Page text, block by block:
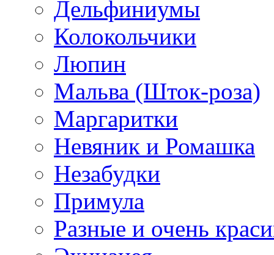
Дельфиниумы
Колокольчики
Люпин
Мальва (Шток-роза)
Маргаритки
Невяник и Ромашка
Незабудки
Примула
Разные и очень